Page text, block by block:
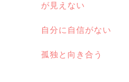
が見えない
自分に自信がない
孤独と向き合う